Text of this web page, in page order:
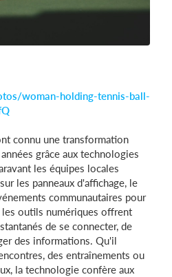
woman-holding-tennis-ball-
connu une transformation
grâce aux technologies
les équipes locales
les panneaux d'affichage, le
communautaires pour
les outils numériques offrent
de se connecter, de
des informations. Qu'il
des entraînements ou
la technologie confère aux